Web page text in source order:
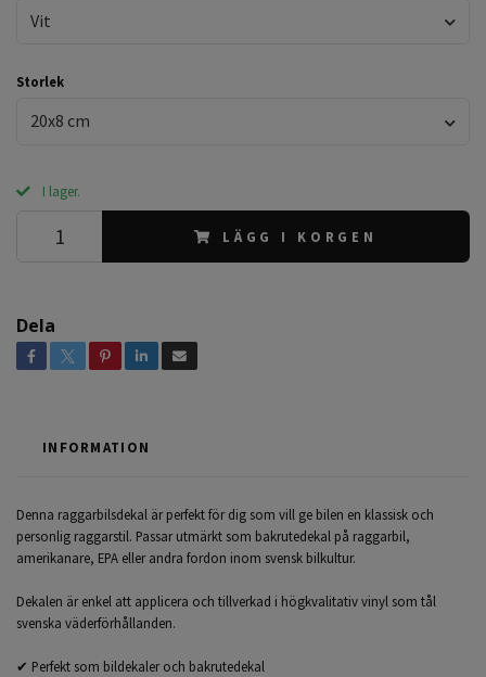
Vit
Storlek
20x8 cm
I lager.
LÄGG I KORGEN
Dela
INFORMATION
Denna raggarbilsdekal är perfekt för dig som vill ge bilen en klassisk och
personlig raggarstil. Passar utmärkt som bakrutedekal på raggarbil,
amerikanare, EPA eller andra fordon inom svensk bilkultur.
Dekalen är enkel att applicera och tillverkad i högkvalitativ vinyl som tål
svenska väderförhållanden.
✔ Perfekt som bildekaler och bakrutedekal